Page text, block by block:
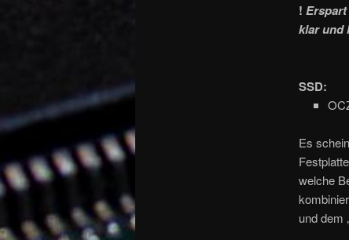
! Erspart
klar und
SSD:
Es
welche
und dem ‚